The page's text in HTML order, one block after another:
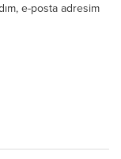
e-posta adresim